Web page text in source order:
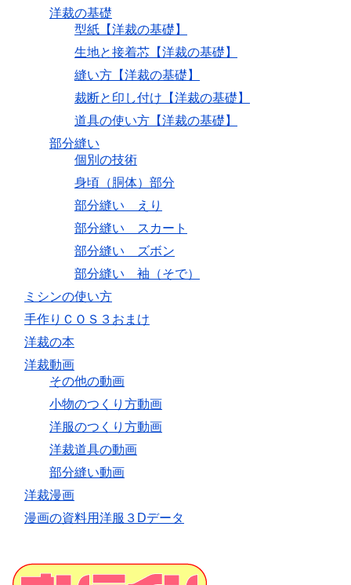
洋裁の基礎
型紙【洋裁の基礎】
生地と接着芯【洋裁の基礎】
縫い方【洋裁の基礎】
裁断と印し付け【洋裁の基礎】
道具の使い方【洋裁の基礎】
部分縫い
個別の技術
身頃（胴体）部分
部分縫い えり
部分縫い スカート
部分縫い ズボン
部分縫い 袖（そで）
ミシンの使い方
手作りＣＯＳ３おまけ
洋裁の本
洋裁動画
その他の動画
小物のつくり方動画
洋服のつくり方動画
洋裁道具の動画
部分縫い動画
洋裁漫画
漫画の資料用洋服３Dデータ